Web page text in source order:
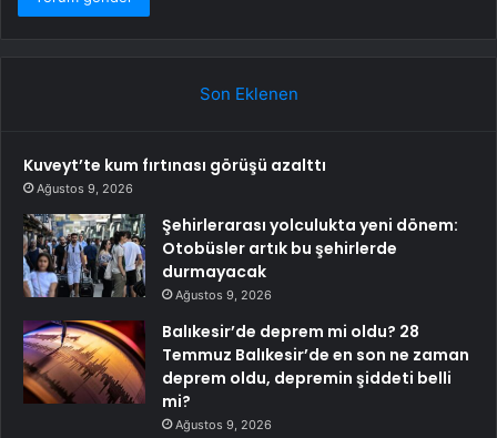
Son Eklenen
Kuveyt’te kum fırtınası görüşü azalttı
Ağustos 9, 2026
Şehirlerarası yolculukta yeni dönem:
Otobüsler artık bu şehirlerde
durmayacak
Ağustos 9, 2026
Balıkesir’de deprem mi oldu? 28
Temmuz Balıkesir’de en son ne zaman
deprem oldu, depremin şiddeti belli
mi?
Ağustos 9, 2026